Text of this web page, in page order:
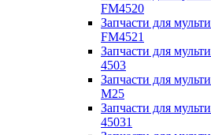
FM4520
Запчасти для
FM4521
Запчасти для
4503
Запчасти для
M25
Запчасти для
45031